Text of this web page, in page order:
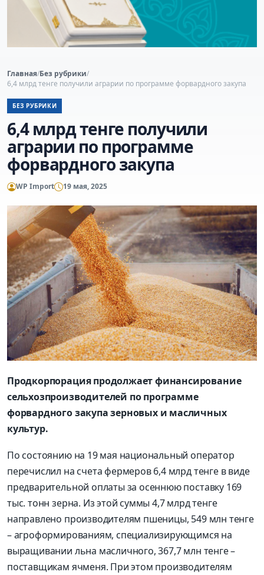
Главная/Без рубрики/
6,4 млрд тенге получили аграрии по программе форвардного закупа
БЕЗ РУБРИКИ
6,4 млрд тенге получили
аграрии по программе
форвардного закупа
WP Import 19 мая, 2025
Продкорпорация продолжает финансирование
сельхозпроизводителей по программе
форвардного закупа зерновых и масличных
культур.
По состоянию на 19 мая национальный оператор
перечислил на счета фермеров 6,4 млрд тенге в виде
предварительной оплаты за осеннюю поставку 169
тыс. тонн зерна. Из этой суммы 4,7 млрд тенге
направлено производителям пшеницы, 549 млн тенге
– агроформированиям, специализирующимся на
выращивании льна масличного, 367,7 млн тенге –
поставщикам ячменя. При этом производителям